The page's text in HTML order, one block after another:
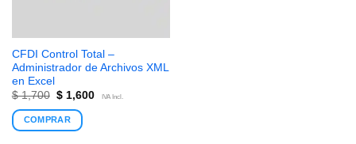
CFDI Control Total –
Administrador de Archivos XML
en Excel
$1,700 $1,600 IVA Incl.
COMPRAR